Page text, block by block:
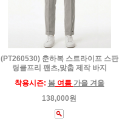
(PT260530) 춘하복 스트라이프 스판
링클프리 팬츠,맞춤 제작 바지
착용시즌: 봄여름 가을 겨울
138,000원